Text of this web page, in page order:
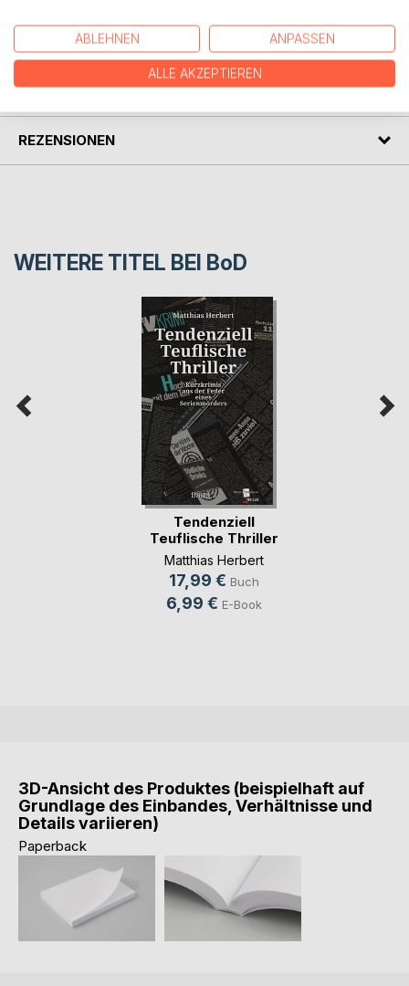
AUTOR/IN
PRESSESTIMMEN
REZENSIONEN
WEITERE TITEL BEI BoD
Tendenziell
Teuflische Thriller
Matthias Herbert
17,99 € Buch
6,99 € E-Book
3D-Ansicht des Produktes (beispielhaft auf
Grundlage des Einbandes, Verhältnisse und
Details variieren)
Paperback
ABLEHNEN ANPASSEN
ALLE AKZEPTIEREN